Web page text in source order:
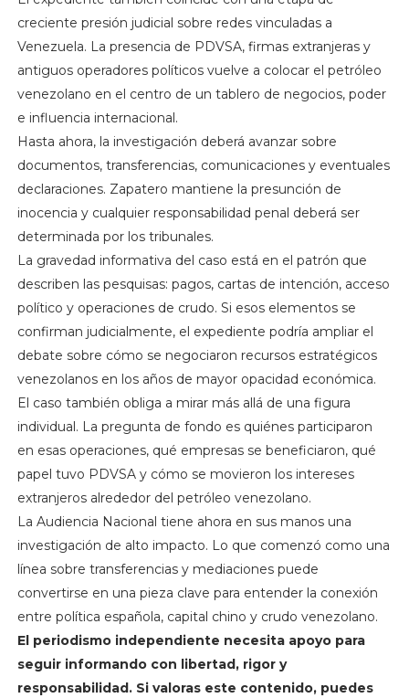
creciente presión judicial sobre redes vinculadas a
Venezuela. La presencia de PDVSA, firmas extranjeras y
antiguos operadores políticos vuelve a colocar el petróleo
venezolano en el centro de un tablero de negocios, poder
e influencia internacional.
Hasta ahora, la investigación deberá avanzar sobre
documentos, transferencias, comunicaciones y eventuales
declaraciones. Zapatero mantiene la presunción de
inocencia y cualquier responsabilidad penal deberá ser
determinada por los tribunales.
La gravedad informativa del caso está en el patrón que
describen las pesquisas: pagos, cartas de intención, acceso
político y operaciones de crudo. Si esos elementos se
confirman judicialmente, el expediente podría ampliar el
debate sobre cómo se negociaron recursos estratégicos
venezolanos en los años de mayor opacidad económica.
El caso también obliga a mirar más allá de una figura
individual. La pregunta de fondo es quiénes participaron
en esas operaciones, qué empresas se beneficiaron, qué
papel tuvo PDVSA y cómo se movieron los intereses
extranjeros alrededor del petróleo venezolano.
La Audiencia Nacional tiene ahora en sus manos una
investigación de alto impacto. Lo que comenzó como una
línea sobre transferencias y mediaciones puede
convertirse en una pieza clave para entender la conexión
entre política española, capital chino y crudo venezolano.
El periodismo independiente necesita apoyo para
seguir informando con libertad, rigor y
responsabilidad. Si valoras este contenido, puedes